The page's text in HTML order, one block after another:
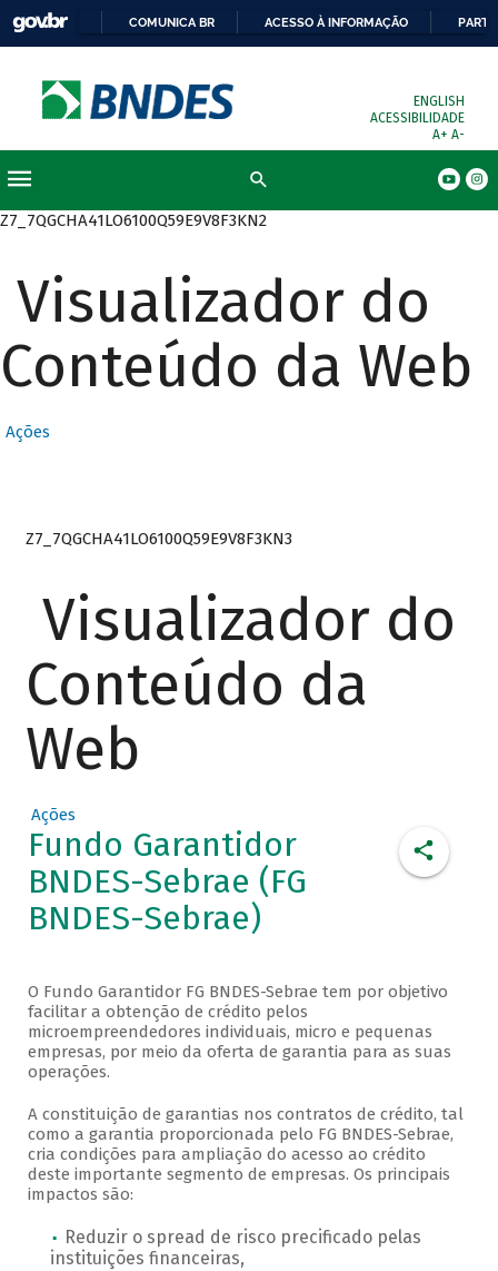
COMUNICA BR ACESSO À INFORMAÇÃO
ENGLISH
ACESSIBILIDADE
A+ A-
Z7_7QGCHA41LO6100Q59E9V8F3KN2
Visualizador do
Conteúdo da Web
Ações
Z7_7QGCHA41LO6100Q59E9V8F3KN3
Visualizador do
Conteúdo da
Web
Ações
Fundo Garantidor
BNDES-Sebrae (FG
BNDES-Sebrae)
O Fundo Garantidor FG BNDES-Sebrae tem por objetivo
facilitar a obtenção de crédito pelos
microempreendedores individuais, micro e pequenas
empresas, por meio da oferta de garantia para as suas
operações.
A constituição de garantias nos contratos de crédito, tal
como a garantia proporcionada pelo FG BNDES-Sebrae,
cria condições para ampliação do acesso ao crédito
deste importante segmento de empresas. Os principais
impactos são:
Reduzir o spread de risco precificado pelas
instituições financeiras,